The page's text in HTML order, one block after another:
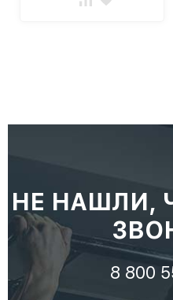
НЕ НАШЛИ,
8 800